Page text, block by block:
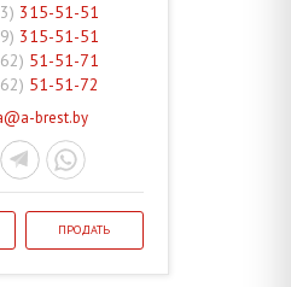
315-51-51
315-51-51
51-51-71
51-51-72
brest.by
ПРОДАТЬ